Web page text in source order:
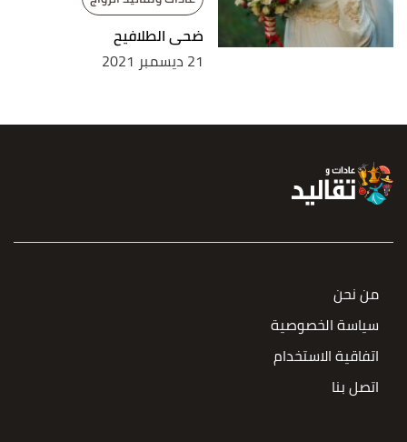
ضحى الطلافيح
21 ديسمبر 2021
من نحن
سياسة الخصوصية
اتفاقية الاستخدام
اتصل بنا